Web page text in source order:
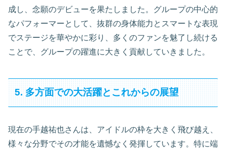
成し、念願のデビューを果たしました。グループの中心的
なパフォーマーとして、抜群の身体能力とスマートな表現
でステージを華やかに彩り、多くのファンを魅了し続ける
ことで、グループの躍進に大きく貢献していきました。
5. 多方面での大活躍とこれからの展望
現在の手越祐也さんは、アイドルの枠を大きく飛び越え、
様々な分野でその才能を遺憾なく発揮しています。特に端